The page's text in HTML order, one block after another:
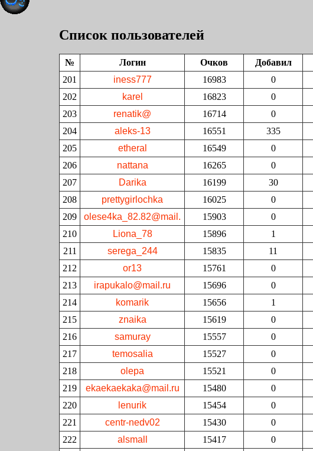
Список пользователей
№ Логин Очков Добавил
201
iness777 16983 0
202
karel 16823 0
203
renatik@ 16714 0
204
aleks-13 16551 335
205
etheral 16549 0
206
nattana 16265 0
207
Darika 16199 30
208
prettygirlochka 16025 0
209
olese4ka_82.82@mail. 15903 0
210
Liona_78 15896 1
211
serega_244 15835 11
212
or13 15761 0
213
irapukalo@mail.ru 15696 0
214
komarik 15656 1
215
znaika 15619 0
216
samuray 15557 0
217
temosalia 15527 0
218
olepa 15521 0
219
ekaekaekaka@mail.ru 15480 0
220
lenurik 15454 0
221
centr-nedv02 15430 0
222
alsmall 15417 0